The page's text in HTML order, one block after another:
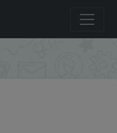
телевизор HD-Ready